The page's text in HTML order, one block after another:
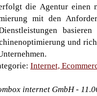
die Agentur einen
mit den
und
Internet,
internet GmbH -